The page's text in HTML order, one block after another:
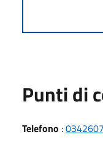
Punti di
Telefono :